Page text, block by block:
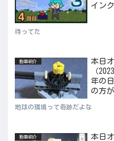
イン
待ってた
動画紹介
本日
（
年の
の方
地球の環境って奇跡だよな
動画紹介
本日